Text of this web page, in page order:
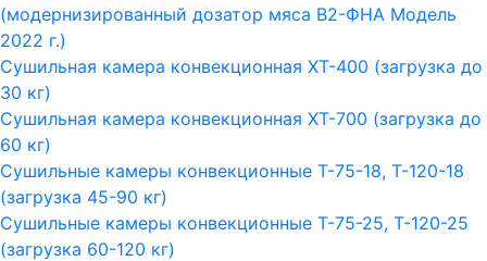
(модернизированный дозатор мяса В2-ФНА Модель
2022 г.)
Сушильная камера конвекционная ХТ-400 (загрузка до
30 кг)
Сушильная камера конвекционная ХТ-700 (загрузка до
60 кг)
Сушильные камеры конвекционные Т-75-18, Т-120-18
(загрузка 45-90 кг)
Сушильные камеры конвекционные Т-75-25, Т-120-25
(загрузка 60-120 кг)